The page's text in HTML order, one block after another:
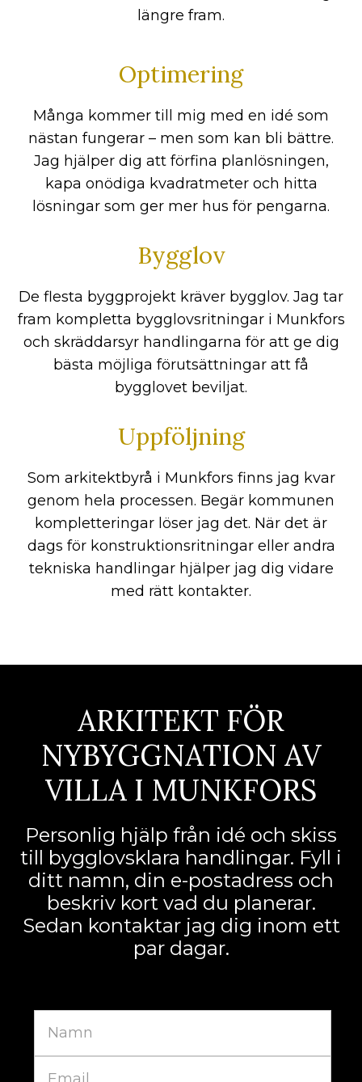
längre fram.
Optimering
Många kommer till mig med en idé som
nästan fungerar – men som kan bli bättre.
Jag hjälper dig att förfina planlösningen,
kapa onödiga kvadratmeter och hitta
lösningar som ger mer hus för pengarna.
Bygglov
De flesta byggprojekt kräver bygglov. Jag tar
fram kompletta bygglovsritningar i Munkfors
och skräddarsyr handlingarna för att ge dig
bästa möjliga förutsättningar att få
bygglovet beviljat.
Uppföljning
Som arkitektbyrå i Munkfors finns jag kvar
genom hela processen. Begär kommunen
kompletteringar löser jag det. När det är
dags för konstruktionsritningar eller andra
tekniska handlingar hjälper jag dig vidare
med rätt kontakter.
ARKITEKT FÖR
NYBYGGNATION AV
VILLA I MUNKFORS
Personlig hjälp från idé och skiss
till bygglovsklara handlingar. Fyll i
ditt namn, din e-postadress och
beskriv kort vad du planerar.
Sedan kontaktar jag dig inom ett
par dagar.